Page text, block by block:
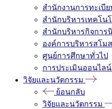
สำนักงานการทะเบี
สำนักบริหารเทคโน
สำนักบริหารกิจการ
องค์การบริหารสโม
ศูนย์การศึกษาทั่วไป
การประเมินออนไล
วิจัยและนวัตกรรม
ย้อนกลับ
วิจัยและนวัตกรรม